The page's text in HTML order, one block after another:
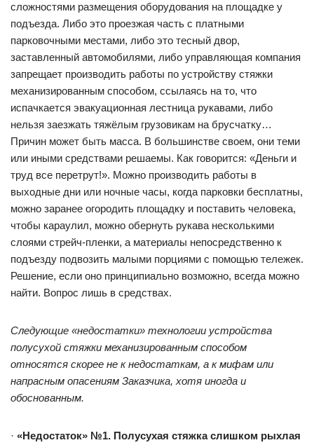
сложностями размещения оборудования на площадке у
подъезда. Либо это проезжая часть с платными
парковочными местами, либо это тесный двор,
заставленный автомобилями, либо управляющая компания
запрещает производить работы по устройству стяжки
механизированным способом, ссылаясь на то, что
испачкается эвакуационная лестница рукавами, либо
нельзя заезжать тяжёлым грузовикам на брусчатку…
Причин может быть масса. В большинстве своем, они теми
или иными средствами решаемы. Как говорится: «Деньги и
труд все перетрут!». Можно производить работы в
выходные дни или ночные часы, когда парковки бесплатны,
можно заранее огородить площадку и поставить человека,
чтобы караулил, можно обернуть рукава несколькими
слоями стрейч-пленки, а материалы непосредственно к
подъезду подвозить малыми порциями с помощью тележек.
Решение, если оно принципиально возможно, всегда можно
найти. Вопрос лишь в средствах.
Следующие «недостатки» технологии устройства
полусухой стяжки механизированным способом
относятся скорее не к недостаткам, а к мифам или
напрасным опасениям Заказчика, хотя иногда и
обоснованным.
· «Недостаток» №1. Полусухая стяжка слишком рыхлая